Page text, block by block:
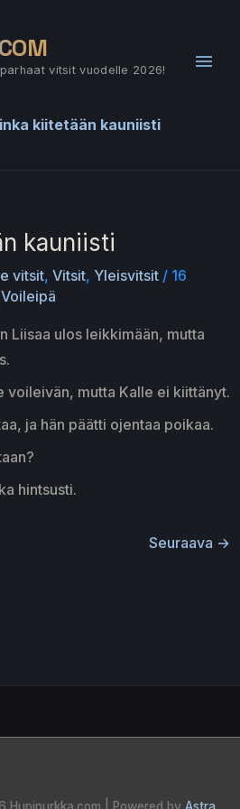
vitsit vuodelle 2026!
kiitetään kauniisti
kauniisti
vitsit, Vitsit, Yleisvitsit/ 16
Voileipä
Liisaa ulos leikkimään, mutta
voileivän, mutta Kalle ei kiittänyt.
ja hän päätti ojentaa poikaa.
hintsusti.
Seuraava →